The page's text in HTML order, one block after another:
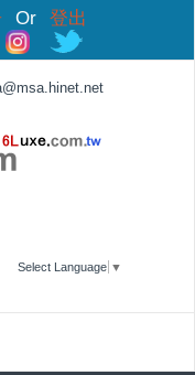
Or 登出
Select Language ▼